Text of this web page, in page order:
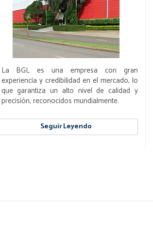
La BGL es una empresa con gran
experiencia y credibilidad en el mercado, lo
que garantiza un alto nivel de calidad y
precisión, reconocidos mundialmente.
Seguir Leyendo